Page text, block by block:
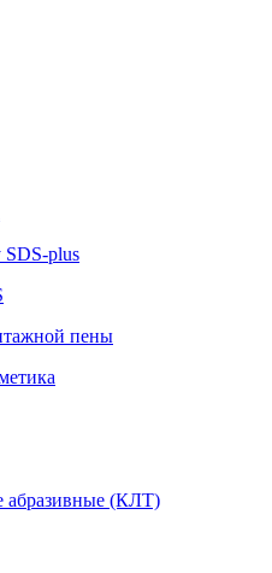
plus
пены
абразивные (КЛТ)